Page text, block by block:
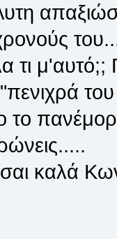
τι μ'αυτό;;
το
καλά